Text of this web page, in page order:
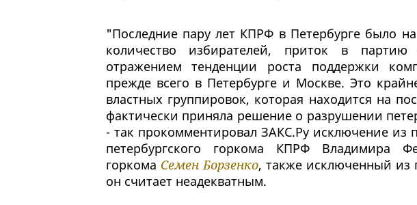
"Последние пару лет КПРФ в Петербурге было
количество избирателей, приток в
отражением тенденции роста поддержки
прежде всего в Петербурге и Москве. Это
властных группировок, которая находится на
фактически приняла решение о разрушении
- так прокомментировал ЗАКС.Ру исключение из
петербургского горкома КПРФ Владимира
горкома Семен Борзенко, также исключенный из
он считает неадекватным.